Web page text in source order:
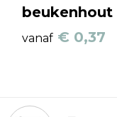
beukenhout
vanaf € 0,37